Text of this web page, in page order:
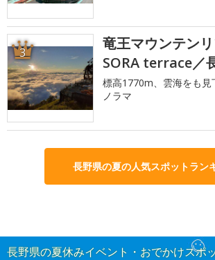
3
竜王マウンテン
SORA terrace／
標高1770m、雲海をも見
ノラマ
長野県の夏の人気スポットラン
長野県の夏休みイベント・おでかけスポ